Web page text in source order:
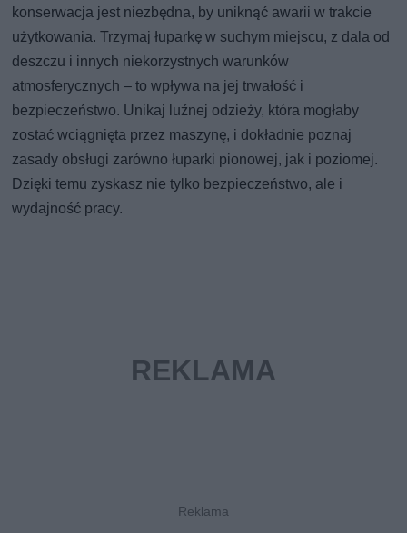
konserwacja jest niezbędna, by uniknąć awarii w trakcie
użytkowania. Trzymaj łuparkę w suchym miejscu, z dala od
deszczu i innych niekorzystnych warunków
atmosferycznych – to wpływa na jej trwałość i
bezpieczeństwo. Unikaj luźnej odzieży, która mogłaby
zostać wciągnięta przez maszynę, i dokładnie poznaj
zasady obsługi zarówno łuparki pionowej, jak i poziomej.
Dzięki temu zyskasz nie tylko bezpieczeństwo, ale i
wydajność pracy.